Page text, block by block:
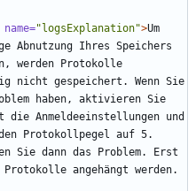
name="logsExplanation">Um
Abnutzung Ihres Speichers
werden Protokolle
nicht gespeichert. Wenn Sie
haben, aktivieren Sie
Anmeldeeinstellungen und
Protokollpegel auf 5.
Sie dann das Problem. Erst
Protokolle angehängt werden.